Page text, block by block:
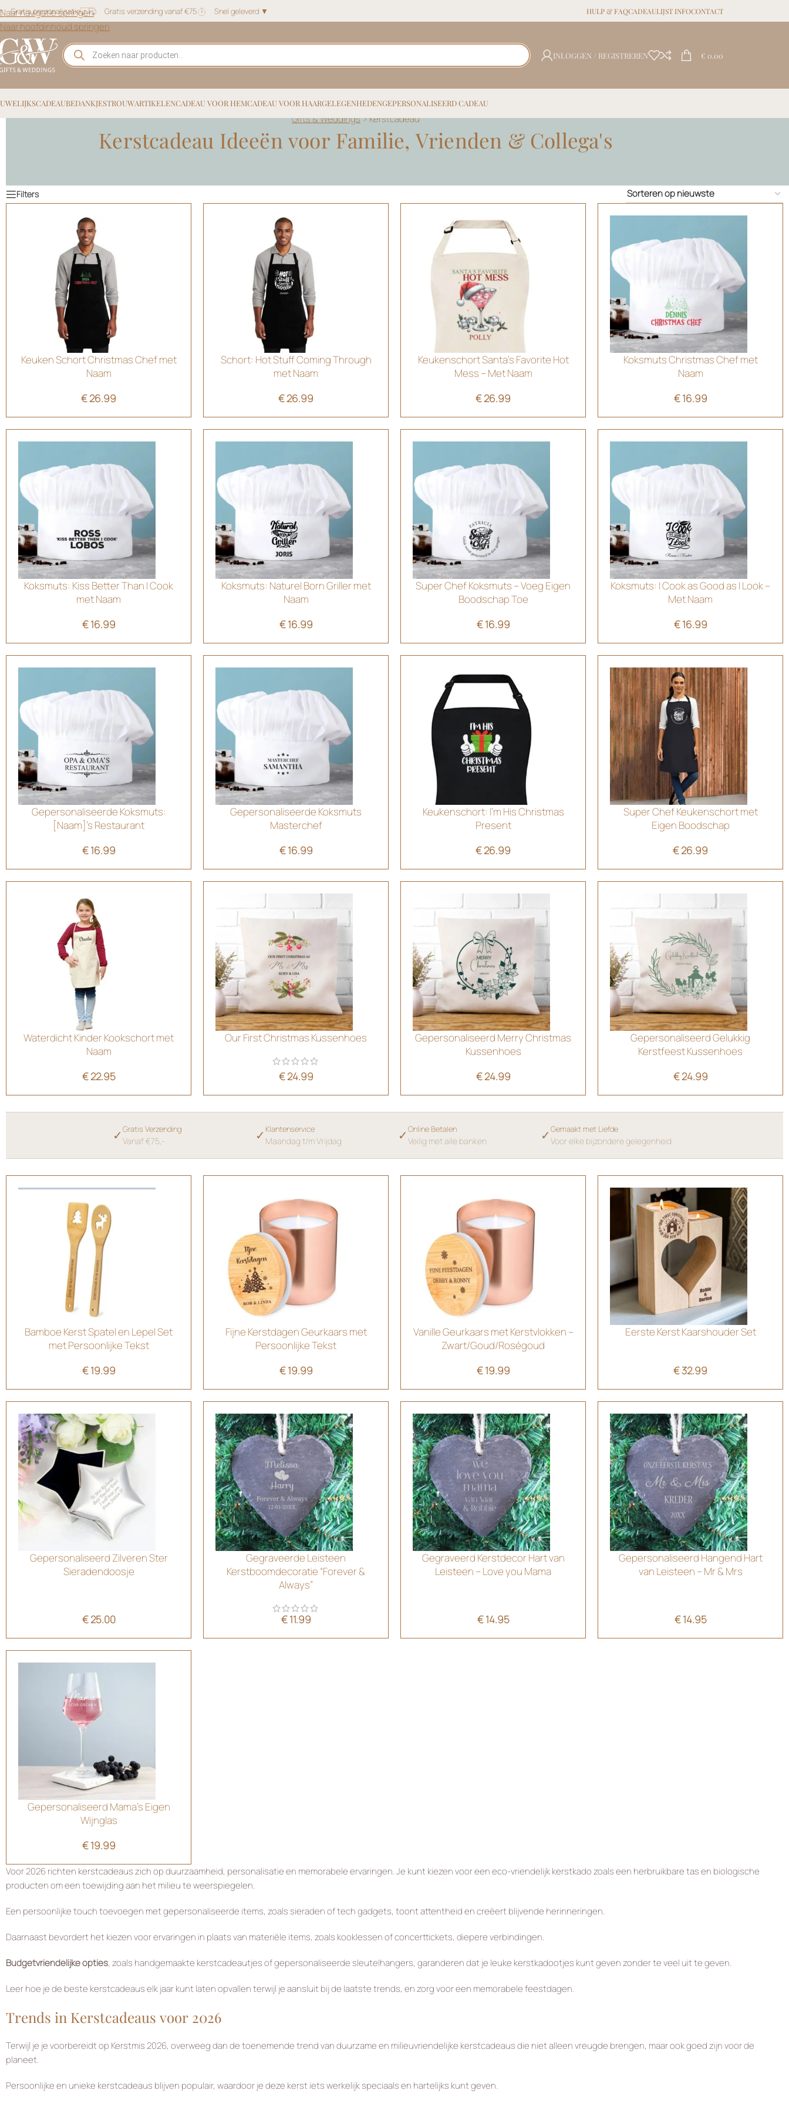
Naar navigatie springen
Naar hoofdinhoud springen
Gratis personalisatie Gratis verzending vanaf €75 Snel geleverd ▼ HULP & FAQCADEAULIJST INFOCONTACT
INLOGGEN / REGISTREREN € 0.00
BEDANKJESTROUWARTIKELENCADEAU VOOR HEMCADEAU VOOR HAARGELEGENHEDENGEPERSONALISEERD CADEAU
Gifts & Weddings>Kerstcadeau
Kerstcadeau Ideeën voor Familie, Vrienden & Collega's
Keuken Schort Christmas Chef met
Naam
€26.99
Schort: Hot Stuff Coming Through
met Naam
€26.99
Keukenschort Santa’s Favorite Hot
Mess – Met Naam
€26.99
Koksmuts Christmas Chef met
Naam
€16.99
Koksmuts: Kiss Better Than I Cook
met Naam
€16.99
Koksmuts: Naturel Born Griller met
Naam
€16.99
Super Chef Koksmuts – Voeg Eigen
Boodschap Toe
€16.99
Koksmuts: I Cook as Good as I Look –
Met Naam
€16.99
Gepersonaliseerde Koksmuts:
[Naam]’s Restaurant
€16.99
Gepersonaliseerde Koksmuts
Masterchef
€16.99
Keukenschort: I’m His Christmas
Present
€26.99
Super Chef Keukenschort met
Eigen Boodschap
€26.99
Waterdicht Kinder Kookschort met
Naam
€22.95
Our First Christmas Kussenhoes
€24.99
Gepersonaliseerd Merry Christmas
Kussenhoes
€24.99
Gepersonaliseerd Gelukkig
Kerstfeest Kussenhoes
€24.99
✓ Gratis Verzending
Vanaf €75,- ✓ Klantenservice
Maandag t/m Vrijdag ✓ Online Betalen
Veilig met alle banken ✓ Gemaakt met Liefde
Voor elke bijzondere gelegenheid
Bamboe Kerst Spatel en Lepel Set
met Persoonlijke Tekst
€19.99
Fijne Kerstdagen Geurkaars met
Persoonlijke Tekst
€19.99
Vanille Geurkaars met Kerstvlokken –
Zwart/Goud/Roségoud
€19.99
Eerste Kerst Kaarshouder Set
€32.99
Gepersonaliseerd Zilveren Ster
Sieradendoosje
€25.00
Gegraveerde Leisteen
Kerstboomdecoratie “Forever &
Always”
€11.99
Gegraveerd Kerstdecor Hart van
Leisteen – Love you Mama
€14.95
Gepersonaliseerd Hangend Hart
van Leisteen – Mr & Mrs
€14.95
Gepersonaliseerd Mama’s Eigen
Wijnglas
€19.99
Voor 2026 richten kerstcadeaus zich op duurzaamheid, personalisatie en memorabele ervaringen. Je kunt kiezen voor een eco-vriendelijk kerstkado zoals een herbruikbare tas en biologische
producten om een toewijding aan het milieu te weerspiegelen.
Een persoonlijke touch toevoegen met gepersonaliseerde items, zoals sieraden of tech gadgets, toont attentheid en creëert blijvende herinneringen.
Daarnaast bevordert het kiezen voor ervaringen in plaats van materiële items, zoals kooklessen of concerttickets, diepere verbindingen.
Budgetvriendelijke opties, zoals handgemaakte kerstcadeautjes of gepersonaliseerde sleutelhangers, garanderen dat je leuke kerstkadootjes kunt geven zonder te veel uit te geven.
Leer hoe je de beste kerstcadeaus elk jaar kunt laten opvallen terwijl je aansluit bij de laatste trends, en zorg voor een memorabele feestdagen.
Trends in Kerstcadeaus voor 2026
Terwijl je je voorbereidt op Kerstmis 2026, overweeg dan de toenemende trend van duurzame en milieuvriendelijke kerstcadeaus die niet alleen vreugde brengen, maar ook goed zijn voor de
planeet.
Persoonlijke en unieke kerstcadeaus blijven populair, waardoor je deze kerst iets werkelijk speciaals en hartelijks kunt geven.